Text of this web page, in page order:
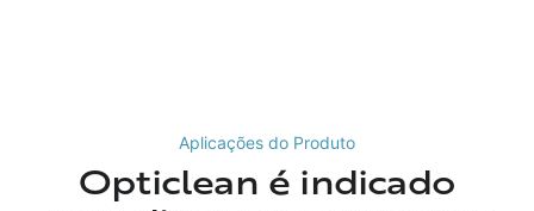
Aplicações do Produto
Opticlean é indicado